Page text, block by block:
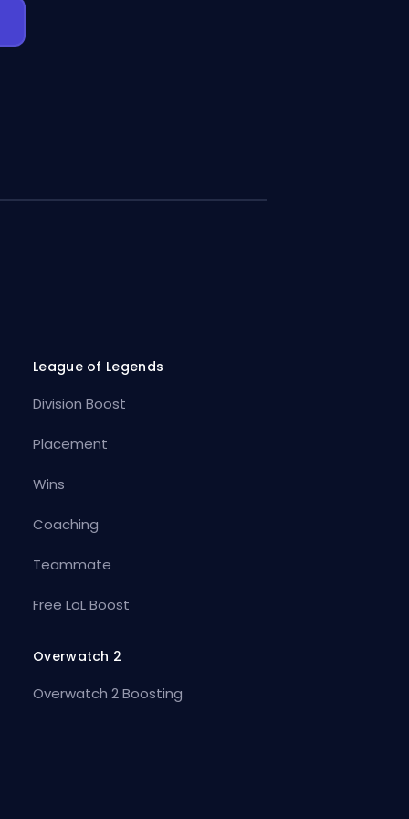
League of Legends
Division Boost
Placement
Wins
Coaching
Teammate
Free LoL Boost
Overwatch 2
Overwatch 2 Boosting